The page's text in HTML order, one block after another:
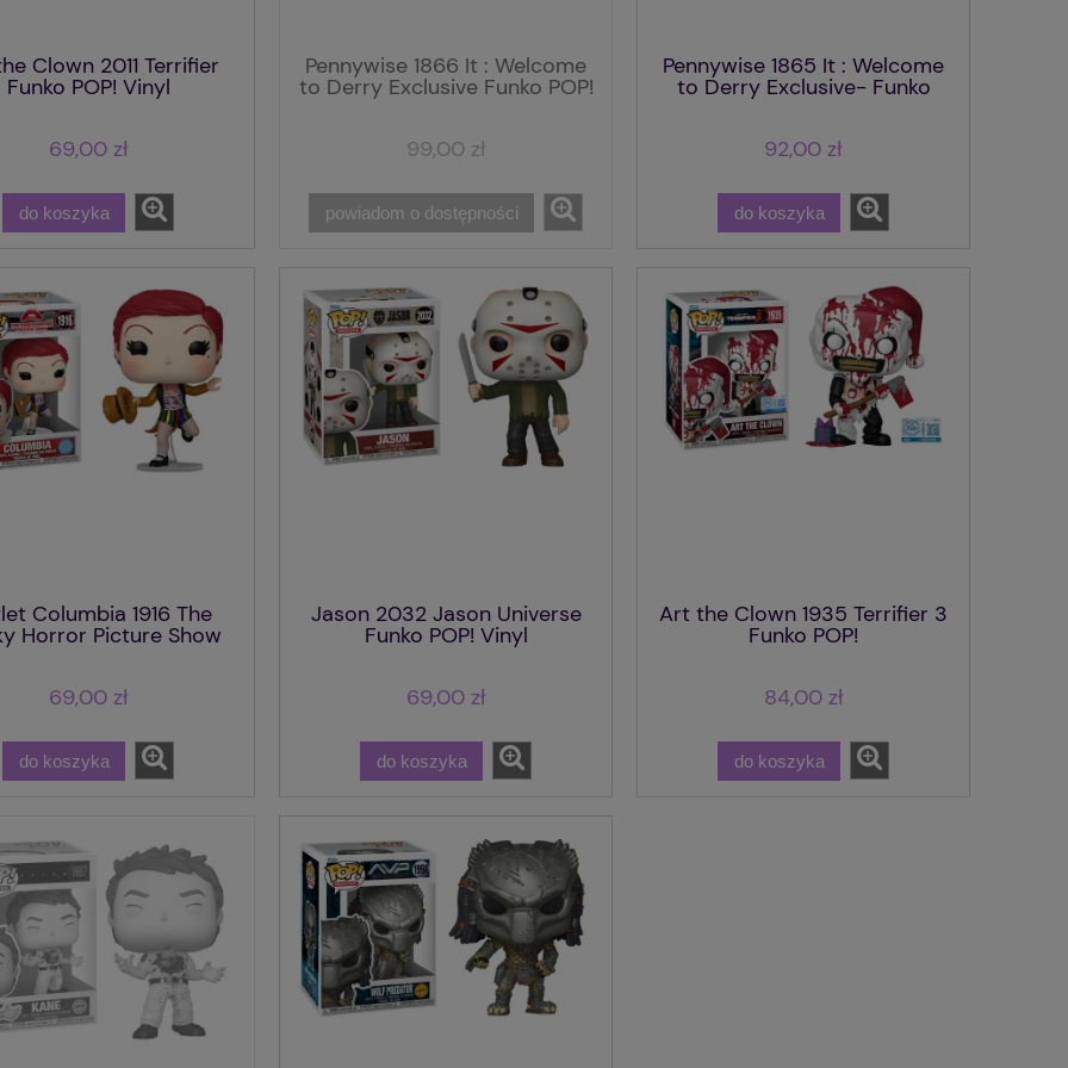
Clown 2011 Terrifier
Funko POP! Vinyl
69,00 zł
do koszyka
Pennywise 1866 It : Welcome
to Derry Exclusive Funko POP!
99,00 zł
powiadom o dostępności
Pennywise 1865 It : Welcome
to Derry Exclusive- Funko
92,00 zł
do koszyka
Columbia 1916 The
Horror Picture Show
Funko POP! Vinyl
69,00 zł
do koszyka
Jason 2032 Jason Universe
Funko POP! Vinyl
69,00 zł
do koszyka
Art the Clown 1935 Terrifier 3
Funko POP!
84,00 zł
do koszyka